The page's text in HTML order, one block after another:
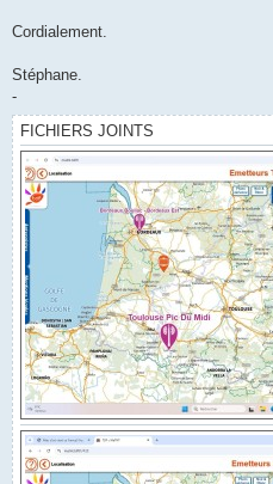
Cordialement.
Stéphane.
-
FICHIERS JOINTS